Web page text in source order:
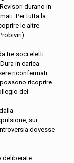
durano in
Per tutta la
le altre
tre soci eletti
in carica
riconfermati.
possono ricoprire
dei
sui
dovesse
deliberate